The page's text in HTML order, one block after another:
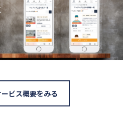
ービス概要をみる